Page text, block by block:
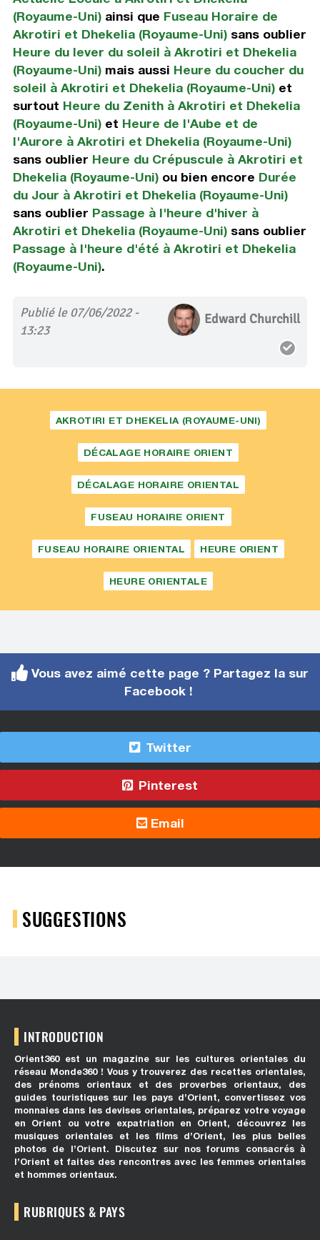
(Royaume-Uni)ainsi que Fuseau Horaire de
Akrotiri et Dhekelia (Royaume-Uni)sans oublier
Heure du lever du soleil à Akrotiri et Dhekelia
(Royaume-Uni)mais aussi Heure du coucher du
soleil à Akrotiri et Dhekelia (Royaume-Uni)et
surtout Heure du Zenith à Akrotiri et Dhekelia
(Royaume-Uni)et Heure de l'Aube et de
l'Aurore à Akrotiri et Dhekelia (Royaume-Uni)
sans oublier Heure du Crépuscule à Akrotiri et
Dhekelia (Royaume-Uni)ou bien encore Durée
du Jour à Akrotiri et Dhekelia (Royaume-Uni)
sans oublier Passage à l'heure d'hiver à
Akrotiri et Dhekelia (Royaume-Uni)sans oublier
Passage à l'heure d'été à Akrotiri et Dhekelia
(Royaume-Uni).
Publié le 07/06/2022 -
13:23
Edward Churchill
AKROTIRI ET DHEKELIA (ROYAUME-UNI)
DÉCALAGE HORAIRE ORIENT
DÉCALAGE HORAIRE ORIENTAL
FUSEAU HORAIRE ORIENT
FUSEAU HORAIRE ORIENTAL HEURE ORIENT
HEURE ORIENTALE
Vous avez aimé cette page ? Partagez la sur
Facebook !
Twitter
Pinterest
Email
SUGGESTIONS
INTRODUCTION
Orient360 est un magazine sur les cultures orientales du
réseau Monde360 ! Vous y trouverez des recettes orientales,
des prénoms orientaux et des proverbes orientaux, des
guides touristiques sur les pays d’Orient, convertissez vos
monnaies dans les devises orientales, préparez votre voyage
en Orient ou votre expatriation en Orient, découvrez les
musiques orientales et les films d’Orient, les plus belles
photos de l’Orient. Discutez sur nos forums consacrés à
l’Orient et faites des rencontres avec les femmes orientales
et hommes orientaux.
RUBRIQUES & PAYS